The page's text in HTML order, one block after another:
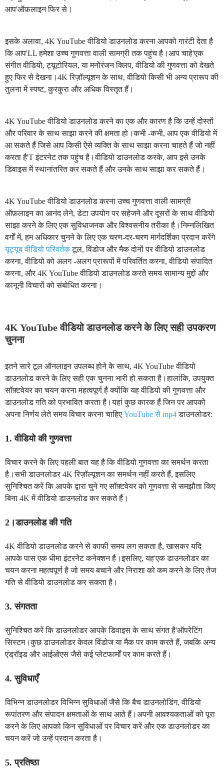
आप'ऑफ़लाइन फिर से।
इसके अलावा, 4K YouTube वीडियो डाउनलोड करना आपको गारंटी देता है
कि आप'LL हमेशा उच्च गुणवत्ता वाली सामग्री तक पहुंच है।आप चाहे'एक
संगीत वीडियो, ट्यूटोरियल, या मनोरंजन क्लिप, वीडियो की गुणवत्ता को देखते
हुए फिर से देखना।4K रिज़ॉल्यूशन के साथ, वीडियो किसी भी अन्य प्रारूप की
तुलना में स्पष्ट, कुरकुरा और अधिक विस्तृत हैं।
4K YouTube वीडियो डाउनलोड करने का एक और कारण है कि उन्हें दोस्तों
और परिवार के साथ साझा करने की क्षमता हो।कभी -कभी, आप एक वीडियो में
आ सकते हैं जिसे आप किसी ऐसे व्यक्ति के साथ साझा करना चाहते हैं जो नहीं
करता है'T इंटरनेट तक पहुंच है।वीडियो डाउनलोड करके, आप इसे उनके
डिवाइस में स्थानांतरित कर सकते हैं और उनके साथ साझा कर सकते हैं।
4K YouTube वीडियो डाउनलोड करना उच्च गुणवत्ता वाली सामग्री
ऑफ़लाइन का आनंद लेने, डेटा उपयोग पर सहेजने और दूसरों के साथ वीडियो
साझा करने के लिए एक सुविधाजनक और विश्वसनीय तरीका है।निम्नलिखित
वर्गों में, हम अधिकार चुनने के लिए एक चरण-दर-चरण मार्गदर्शिका प्रदान करेंगे
यूट्यूब वीडियो परिवर्तकटूल, विंडोज और मैक दोनों पर वीडियो डाउनलोड
करना, वीडियो को अलग -अलग प्रारूपों में परिवर्तित करना, वीडियो संपादित
करना, और 4K YouTube वीडियो डाउनलोड करते समय सामान्य मुद्दों और
कानूनी विचारों को संबोधित करना।
4K YouTube वीडियो डाउनलोड करने के लिए सही उपकरण
चुनना
इतने सारे टूल ऑनलाइन उपलब्ध होने के साथ, 4K YouTube वीडियो
डाउनलोड करने के लिए सही एक चुनना भारी हो सकता है।हालांकि, उपयुक्त
सॉफ़्टवेयर का चयन करना महत्वपूर्ण है क्योंकि यह वीडियो की गुणवत्ता और
डाउनलोड गति को प्रभावित करता है।यहां कुछ कारक हैं जिन पर आपको
अपना निर्णय लेते समय विचार करना चाहिए YouTube से mp4डाउनलोडर:
1. वीडियो की गुणवत्ता
विचार करने के लिए पहली बात यह है कि वीडियो गुणवत्ता का समर्थन करता
है।सभी डाउनलोडर 4K रिज़ॉल्यूशन का समर्थन नहीं करते हैं, इसलिए
सुनिश्चित करें कि आपके द्वारा चुने गए सॉफ़्टवेयर को गुणवत्ता से समझौता किए
बिना 4K में वीडियो डाउनलोड कर सकते हैं।
2।डाउनलोड की गति
4K वीडियो डाउनलोड करने से काफी समय लग सकता है, खासकर यदि
आपके पास एक धीमा इंटरनेट कनेक्शन है।इसलिए, यह'एक डाउनलोडर का
चयन करना महत्वपूर्ण है जो समय बचाने और निराशा को कम करने के लिए तेज
गति से वीडियो डाउनलोड कर सकता है।
3. संगतता
सुनिश्चित करें कि डाउनलोडर आपके डिवाइस के साथ संगत है'ऑपरेटिंग
सिस्टम।कुछ डाउनलोडर केवल विंडोज या मैक पर काम करते हैं, जबकि अन्य
एंड्रॉइड और आईओएस जैसे कई प्लेटफार्मों पर काम करते हैं।
4. सुविधाएँ
विभिन्न डाउनलोडर विभिन्न सुविधाओं जैसे कि बैच डाउनलोडिंग, वीडियो
रूपांतरण और संपादन क्षमताओं के साथ आते हैं।अपनी आवश्यकताओं को पूरा
करने के लिए आपको किन सुविधाओं पर विचार करें और एक डाउनलोडर का
चयन करें जो उन्हें प्रदान करता है।
5. प्रतिष्ठा